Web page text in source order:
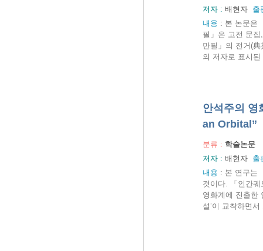
저자 : 배현자 출
내용 : 본 논문은
필」은 고전 문
만필」의 전거(
의 저자로 표시된
안석주의
an Orbital”
분류 : 학술논문
저자 : 배현자 출
내용 : 본 연구는
것이다. 「인간
영화계에 진출한
설’이 교착하면